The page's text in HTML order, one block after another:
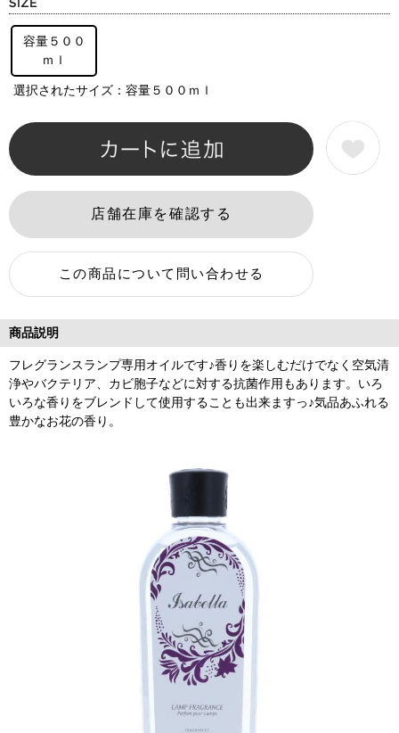
容量５００
ｍｌ
選択されたサイズ：容量５００ｍｌ
商品説明
フレグランスランプ専用オイルです♪香りを楽しむだけでなく空気清
浄やバクテリア、カビ胞子などに対する抗菌作用もあります。いろ
いろな香りをブレンドして使用することも出来ますっ♪気品あふれる
豊かなお花の香り。